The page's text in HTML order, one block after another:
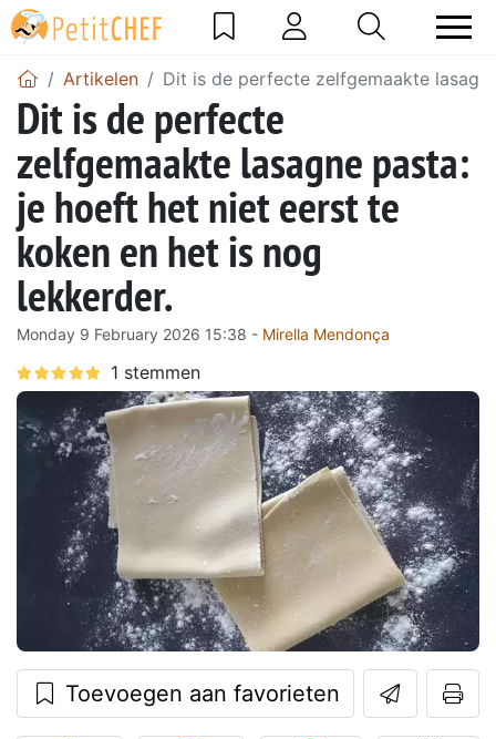
Artikelen Dit is de perfecte zelfgemaakte
Dit is de perfecte
zelfgemaakte lasagne pasta:
je hoeft het niet eerst te
koken en het is nog
lekkerder.
Monday 9 February 2026 15:38 - Mirella Mendonça
Toevoegen aan favorieten